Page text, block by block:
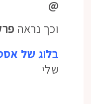
@
וכך נראה
בלוג של
שלי